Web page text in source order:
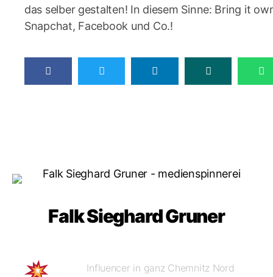
das selber gestalten! In diesem Sinne: Bring it
Snapchat, Facebook und Co.!
Falk Sieghard Gruner
Influencer in ganz Chemnitz Nord